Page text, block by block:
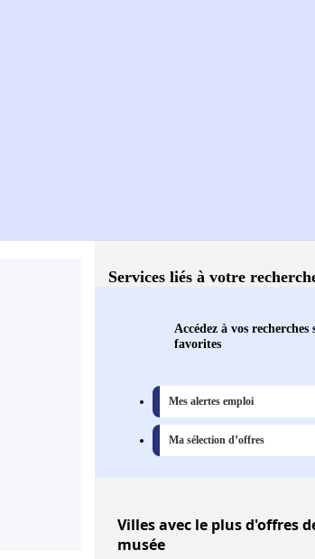
Services liés à votre
Accédez à vos recherches
favorites
Mes alertes emploi
Ma sélection d’offres
Villesavec le plus d'offres
musée